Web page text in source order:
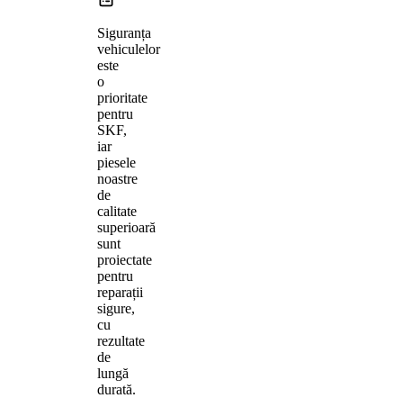
Siguranța
vehiculelor
este
o
prioritate
pentru
SKF,
iar
piesele
noastre
de
calitate
superioară
sunt
proiectate
pentru
reparații
sigure,
cu
rezultate
de
lungă
durată.